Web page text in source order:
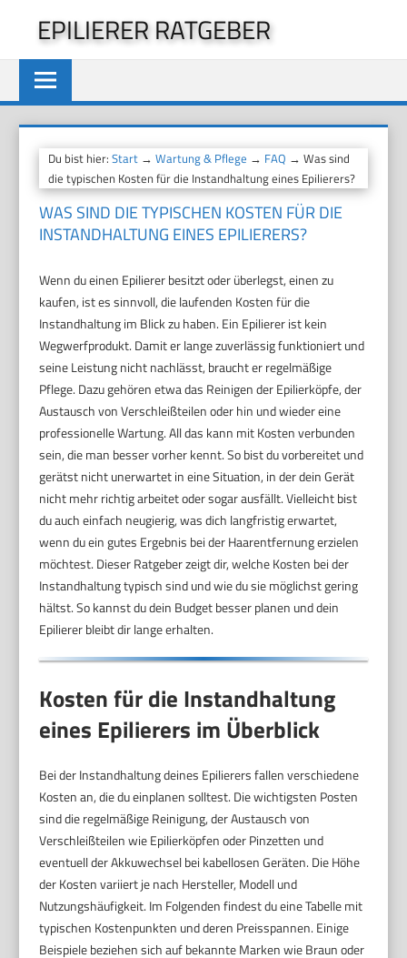
springen
EPILIERER RATGEBER
Du bist hier:Start →Wartung & Pflege → FAQ → Was sind
die typischen Kosten für die Instandhaltung eines Epilierers?
WAS SIND DIE TYPISCHEN KOSTEN FÜR DIE
INSTANDHALTUNG EINES EPILIERERS?
Wenn du einen Epilierer besitzt oder überlegst, einen zu
kaufen, ist es sinnvoll, die laufenden Kosten für die
Instandhaltung im Blick zu haben. Ein Epilierer ist kein
Wegwerfprodukt. Damit er lange zuverlässig funktioniert und
seine Leistung nicht nachlässt, braucht er regelmäßige
Pflege. Dazu gehören etwa das Reinigen der Epilierköpfe, der
Austausch von Verschleißteilen oder hin und wieder eine
professionelle Wartung. All das kann mit Kosten verbunden
sein, die man besser vorher kennt. So bist du vorbereitet und
gerätst nicht unerwartet in eine Situation, in der dein Gerät
nicht mehr richtig arbeitet oder sogar ausfällt. Vielleicht bist
du auch einfach neugierig, was dich langfristig erwartet,
wenn du ein gutes Ergebnis bei der Haarentfernung erzielen
möchtest. Dieser Ratgeber zeigt dir, welche Kosten bei der
Instandhaltung typisch sind und wie du sie möglichst gering
hältst. So kannst du dein Budget besser planen und dein
Epilierer bleibt dir lange erhalten.
Kosten für die Instandhaltung
eines Epilierers im Überblick
Bei der Instandhaltung deines Epilierers fallen verschiedene
Kosten an, die du einplanen solltest. Die wichtigsten Posten
sind die regelmäßige Reinigung, der Austausch von
Verschleißteilen wie Epilierköpfen oder Pinzetten und
eventuell der Akkuwechsel bei kabellosen Geräten. Die Höhe
der Kosten variiert je nach Hersteller, Modell und
Nutzungshäufigkeit. Im Folgenden findest du eine Tabelle mit
typischen Kostenpunkten und deren Preisspannen. Einige
Beispiele beziehen sich auf bekannte Marken wie Braun oder